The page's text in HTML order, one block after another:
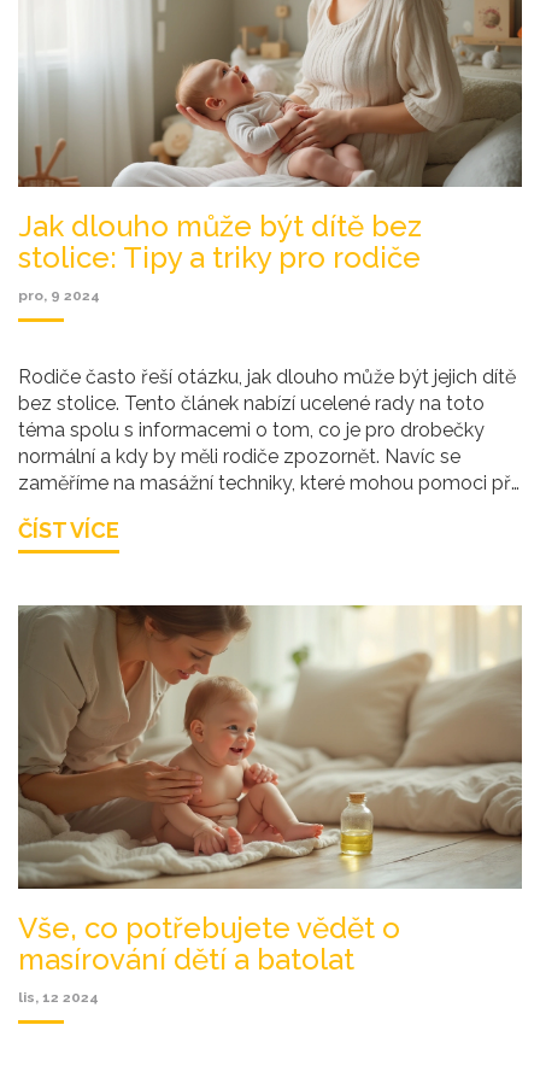
Jak dlouho může být dítě bez
stolice: Tipy a triky pro rodiče
pro, 9 2024
Rodiče často řeší otázku, jak dlouho může být jejich dítě
bez stolice. Tento článek nabízí ucelené rady na toto
téma spolu s informacemi o tom, co je pro drobečky
normální a kdy by měli rodiče zpozornět. Navíc se
zaměříme na masážní techniky, které mohou pomoci při
trávení a poskytnout úlevu vašim nejmenším.
ČÍST VÍCE
Vše, co potřebujete vědět o
masírování dětí a batolat
lis, 12 2024